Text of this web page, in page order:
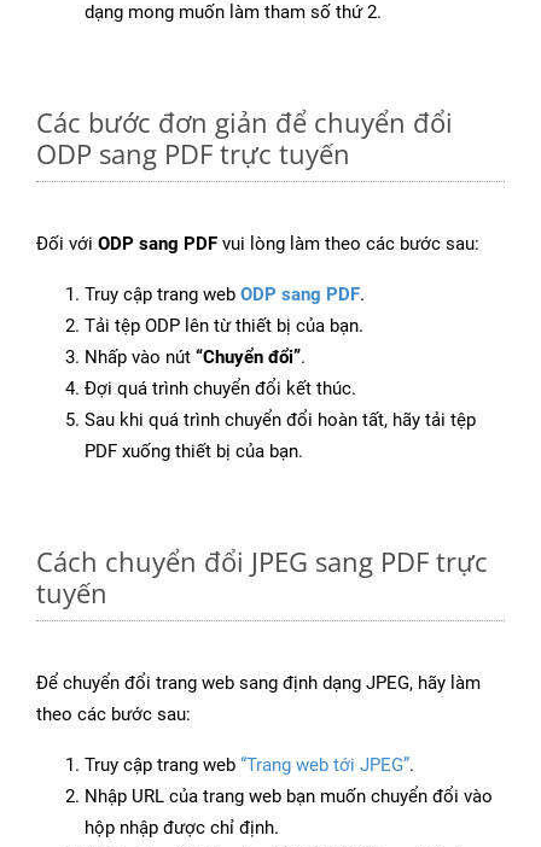
dạng mong muốn làm tham số thứ 2.
Các bước đơn giản để chuyển đổi
ODP sang PDF trực tuyến
Đối với ODP sang PDF vui lòng làm theo các bước sau:
Truy cập trang web ODP sang PDF.
Tải tệp ODP lên từ thiết bị của bạn.
Nhấp vào nút “Chuyển đổi”.
Đợi quá trình chuyển đổi kết thúc.
Sau khi quá trình chuyển đổi hoàn tất, hãy tải tệp
PDF xuống thiết bị của bạn.
Cách chuyển đổi JPEG sang PDF trực
tuyến
Để chuyển đổi trang web sang định dạng JPEG, hãy làm
theo các bước sau:
Truy cập trang web “Trang web tới JPEG”.
Nhập URL của trang web bạn muốn chuyển đổi vào
hộp nhập được chỉ định.